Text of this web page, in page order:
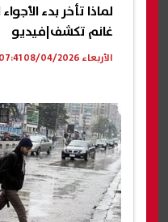
لماذا تأخر بدء
غانم تكشف|فيديو
الأربعاء 08/04/2026 07:41 م